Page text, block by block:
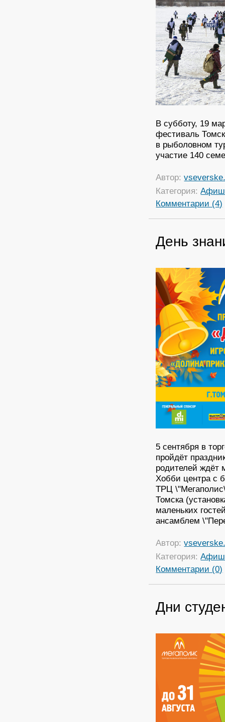
В субботу, 19
фестиваль
в рыболовном
участие 140
Автор:
Категория:
Комментарии (4)
День
5 сентября в
пройдёт
родителей ждёт
Хобби центра с
ТРЦ
Томска
маленьких
ансамблем
Автор:
Категория:
Комментарии (0)
Дни